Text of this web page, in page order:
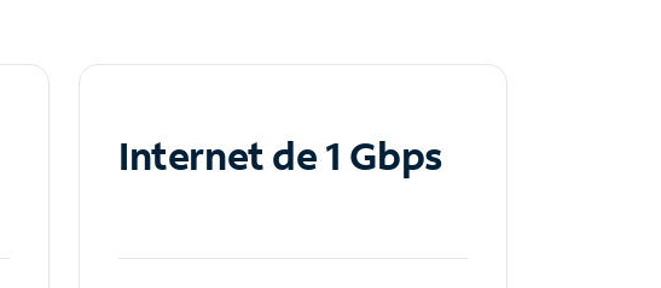
Internet de 1 Gbps